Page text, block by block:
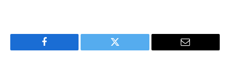
Facebook Twitter Email